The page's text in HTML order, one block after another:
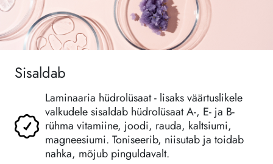
Sisaldab
Laminaaria hüdrolüsaat - lisaks väärtuslikele
valkudele sisaldab hüdrolüsaat A-, E- ja B-
rühma vitamiine, joodi, rauda, kaltsiumi,
magneesiumi. Toniseerib, niisutab ja toidab
nahka, mõjub pinguldavalt.